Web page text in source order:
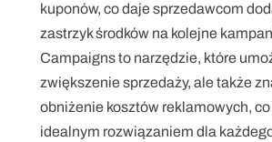
kuponów, co daje sprzedawcom
zastrzyk środków na kolejne
Campaigns to narzędzie, które
zwiększenie sprzedaży, ale także
obniżenie kosztów reklamowych,
idealnym rozwiązaniem dla